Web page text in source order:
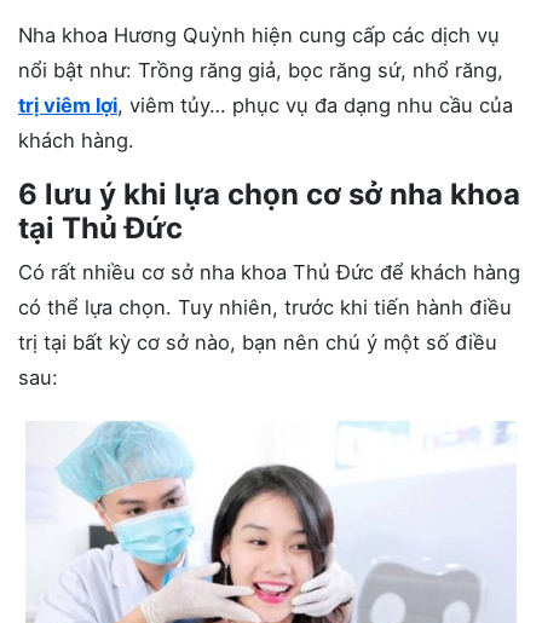
Nha khoa Hương Quỳnh hiện cung cấp các dịch vụ
nổi bật như: Trồng răng giả, bọc răng sứ, nhổ răng,
trị viêm lợi, viêm tủy… phục vụ đa dạng nhu cầu của
khách hàng.
6 lưu ý khi lựa chọn cơ sở nha khoa
tại Thủ Đức
Có rất nhiều cơ sở nha khoa Thủ Đức để khách hàng
có thể lựa chọn. Tuy nhiên, trước khi tiến hành điều
trị tại bất kỳ cơ sở nào, bạn nên chú ý một số điều
sau: